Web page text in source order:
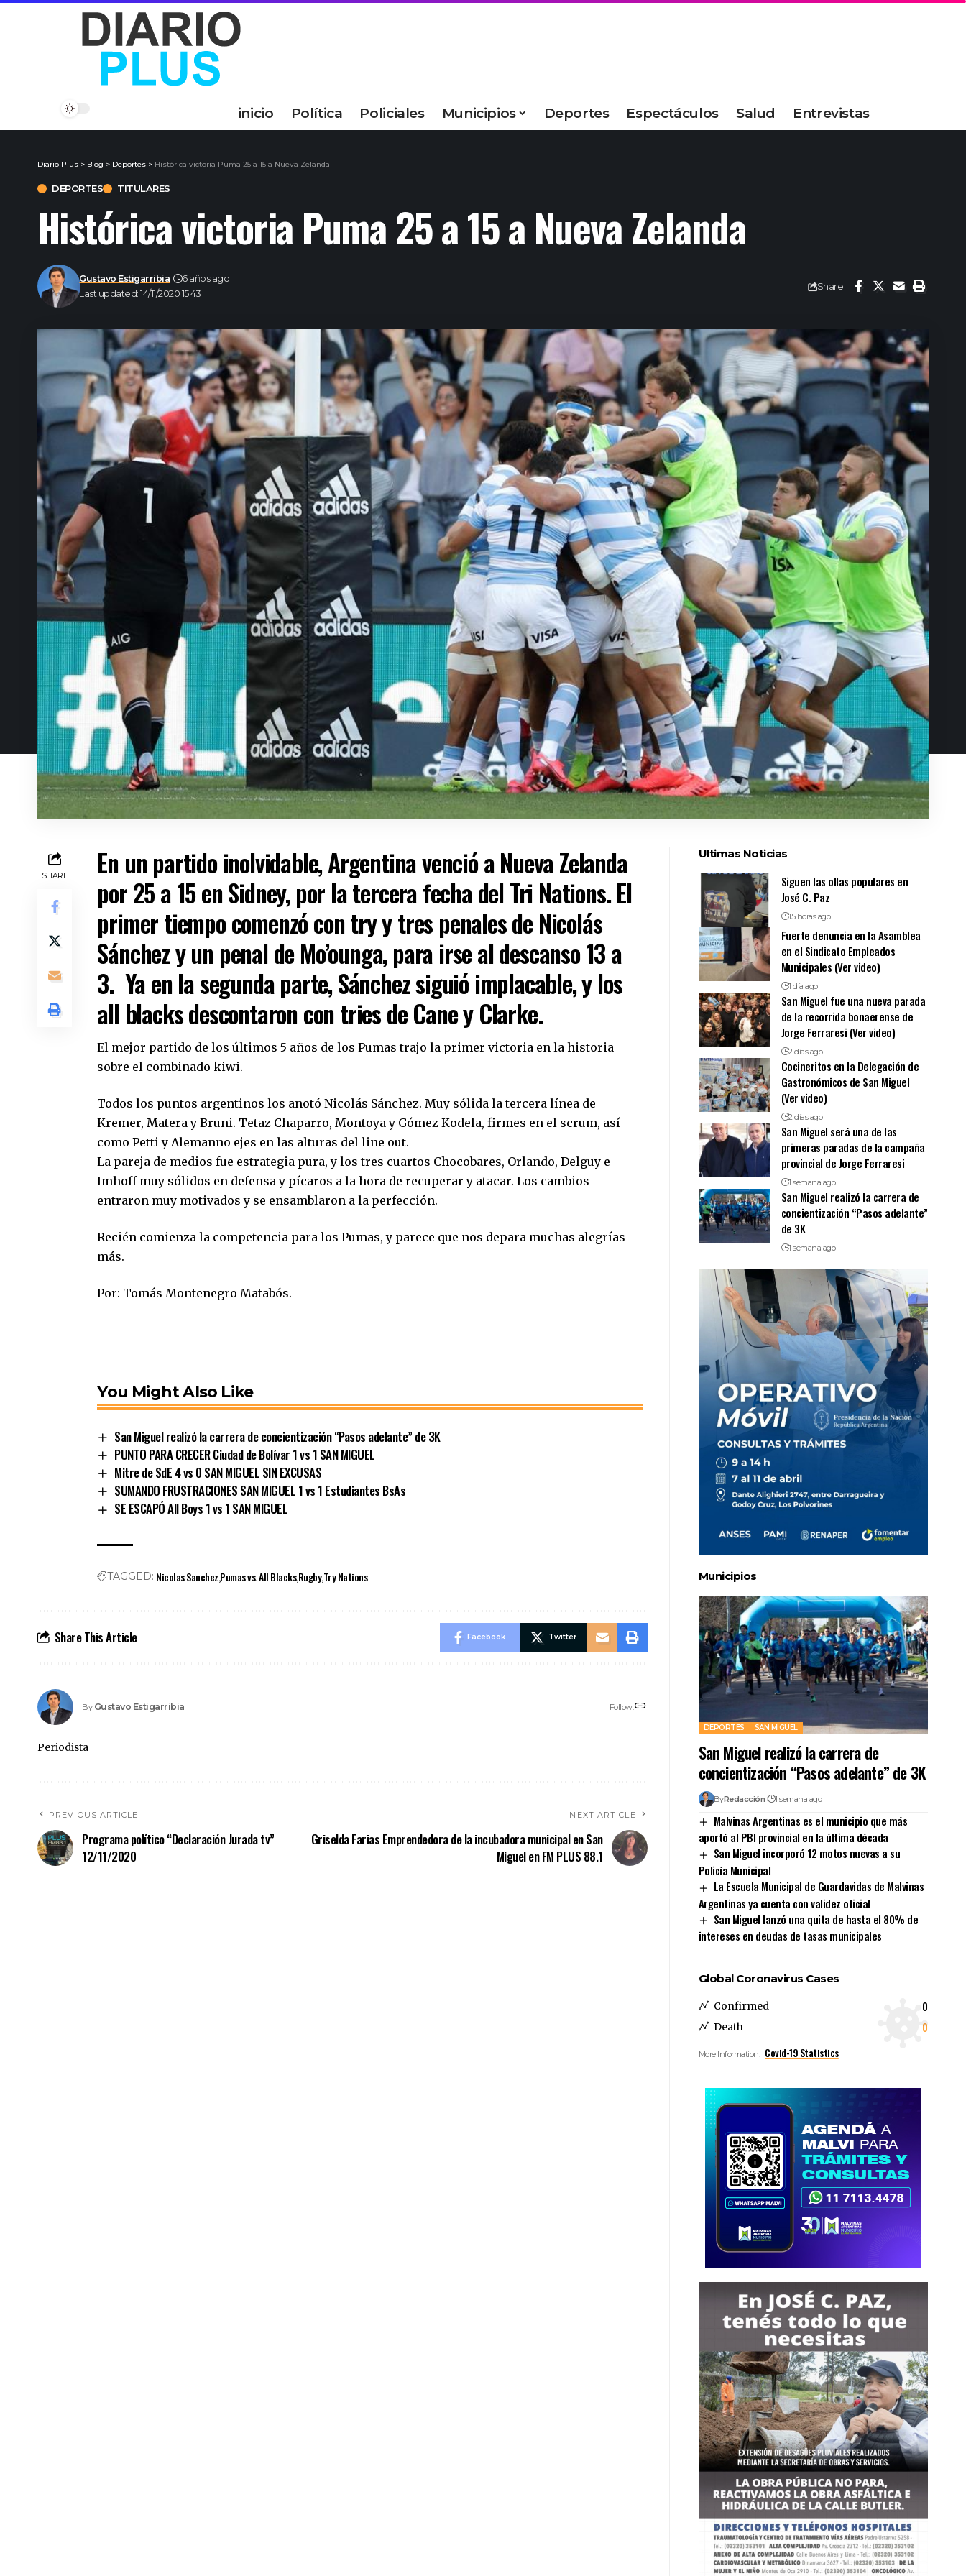
inicio Política Policiales Municipios Deportes Espectáculos Salud Entrevistas
Diario Plus > Blog > Deportes > Histórica victoria Puma 25 a 15 a Nueva Zelanda
DEPORTES TITULARES
Histórica victoria Puma 25 a 15 a Nueva Zelanda
Last updated: 14/11/2020 15:43
Gustavo Estigarribia 6 años ago
Share
SHARE
En un partido inolvidable, Argentina venció a Nueva Zelanda
por 25 a 15 en Sidney, por la tercera fecha del Tri Nations. El
primer tiempo comenzó con try y tres penales de Nicolás
Sánchez y un penal de Mo’ounga, para irse al descanso 13 a
3. Ya en la segunda parte, Sánchez siguió implacable, y los
all blacks descontaron con tries de Cane y Clarke.
El mejor partido de los últimos 5 años de los Pumas trajo la primer victoria en la historia
sobre el combinado kiwi.
Todos los puntos argentinos los anotó Nicolás Sánchez. Muy sólida la tercera línea de
Kremer, Matera y Bruni. Tetaz Chaparro, Montoya y Gómez Kodela, firmes en el scrum, así
como Petti y Alemanno ejes en las alturas del line out.
La pareja de medios fue estrategia pura, y los tres cuartos Chocobares, Orlando, Delguy e
Imhoff muy sólidos en defensa y pícaros a la hora de recuperar y atacar. Los cambios
entraron muy motivados y se ensamblaron a la perfección.
Recién comienza la competencia para los Pumas, y parece que nos depara muchas alegrías
más.
Por: Tomás Montenegro Matabós.
You Might Also Like
San Miguel realizó la carrera de concientización “Pasos adelante” de 3K
PUNTO PARA CRECER Ciudad de Bolívar 1 vs 1 SAN MIGUEL
Mitre de SdE 4 vs 0 SAN MIGUEL SIN EXCUSAS
SUMANDO FRUSTRACIONES SAN MIGUEL 1 vs 1 Estudiantes BsAs
SE ESCAPÓ All Boys 1 vs 1 SAN MIGUEL
TAGGED: Nicolas SanchezPumas vs. All BlacksRugbyTry Nations
Share This Article Facebook Twitter
By Gustavo Estigarribia Follow:
Periodista
PREVIOUS ARTICLE
Programa político “Declaración Jurada tv”
12/11/2020
NEXT ARTICLE
Griselda Farias Emprendedora de la incubadora municipal en San
Miguel en FM PLUS 88.1
Ultimas Noticias
Siguen las ollas populares en
José C. Paz
15 horas ago
Fuerte denuncia en la Asamblea
en el Sindicato Empleados
Municipales (Ver video)
1 día ago
San Miguel fue una nueva parada
de la recorrida bonaerense de
Jorge Ferraresi (Ver video)
2 días ago
Cocineritos en la Delegación de
Gastronómicos de San Miguel
(Ver video)
2 días ago
San Miguel será una de las
primeras paradas de la campaña
provincial de Jorge Ferraresi
1 semana ago
San Miguel realizó la carrera de
concientización “Pasos adelante”
de 3K
1 semana ago
Municipios
DEPORTES SAN MIGUEL
San Miguel realizó la carrera de
concientización “Pasos adelante” de 3K
ByRedacción 1 semana ago
Malvinas Argentinas es el municipio que más
aportó al PBI provincial en la última década
San Miguel incorporó 12 motos nuevas a su
Policía Municipal
La Escuela Municipal de Guardavidas de Malvinas
Argentinas ya cuenta con validez oficial
San Miguel lanzó una quita de hasta el 80% de
intereses en deudas de tasas municipales
Global Coronavirus Cases
Confirmed 0
Death 0
More Information: Covid-19 Statistics